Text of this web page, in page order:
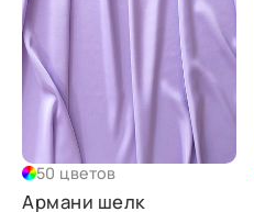
50 цветов
Армани шелк